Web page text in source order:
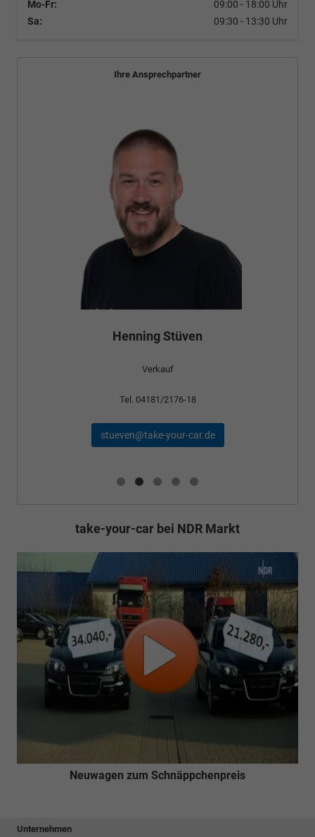
Mo-Fr:
09:00 - 18:00 Uhr
Sa:
09:30 - 13:30 Uhr
Ihre Ansprechpartner
Henning Stüven
Verkauf
Tel. 04181/2176-18
stueven@take-your-car.de
take-your-car bei NDR Markt
Neuwagen zum Schnäppchenpreis
Unternehmen